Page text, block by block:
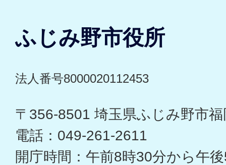
ふじみ野市役所
法人番号8000020112453
〒356-8501 埼玉県ふじみ野市
電話：049-261-2611
開庁時間：午前8時30分から午